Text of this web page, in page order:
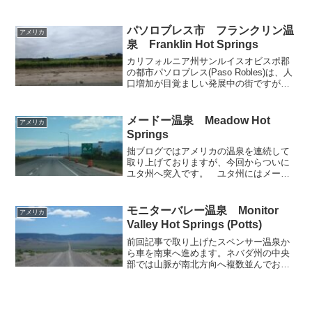
ピンググラウンドに併設する形でなんと
公営の公衆浴場が設けられ...
アメリカ
パソロブレス市 フランクリン温
泉 Franklin Hot Springs
カリフォルニア州サンルイスオビスポ郡
の都市パソロブレス(Paso Robles)は、人
口増加が目覚ましい発展中の街ですが、
牧草地が延々と広がっています。そんな
長閑な丘の...
アメリカ
メードー温泉 Meadow Hot
Springs
拙ブログではアメリカの温泉を連続して
取り上げておりますが、今回からついに
ユタ州へ突入です。 ユタ州にはメード
景色に出会えるのか、期待に胸を膨らま
せながら現地へ向かうこと...
アメリカ
モニターバレー温泉 Monitor
Valley Hot Springs (Potts)
前回記事で取り上げたスペンサー温泉か
ら車を南東へ進めます。ネバダ州の中央
部では山脈が南北方向へ複数並んでお